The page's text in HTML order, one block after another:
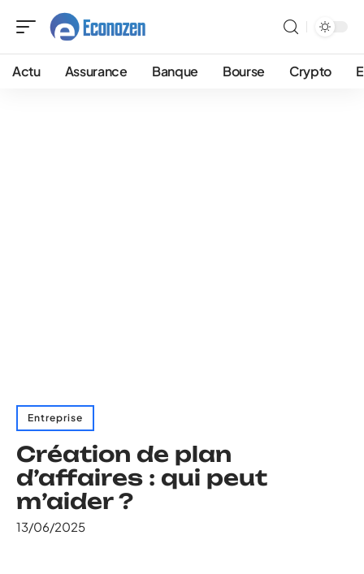
Actu Assurance Banque Bourse Crypto
Entreprise
Création de plan
d’affaires : qui peut
m’aider ?
13/06/2025